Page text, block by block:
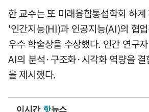
한 교수는 또 미래융합통섭학회 하
'인간지능(HI)과 인공지능(AI)의 협
우수 학술상을 수상했다. 인간 연구
AI의 분석·구조화·시각화 역량을
을 제시했다.
이시간 핫뉴스